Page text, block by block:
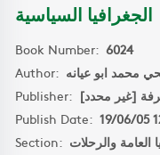
الجغرافيا السياسية
Book Number: 6024
Author: محمد ابو عيانه
Publisher: [غير محدد]
Publish Date: 19/06/05
Section: العامة والرحلات